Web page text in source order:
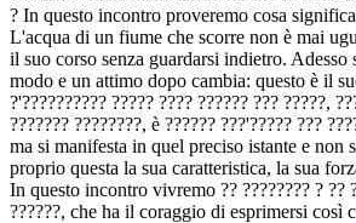
? In questo incontro proveremo cosa
L'acqua di un fiume che scorre non è mai
il suo corso senza guardarsi indietro. Adesso
modo e un attimo dopo cambia: questo è il
?'?????????? ????? ???? ?????? ??? ?????,
??????? ????????, è ?????? ???'????? ???
ma si manifesta in quel preciso istante e non
proprio questa la sua caratteristica, la sua
In questo incontro vivremo ?? ???????? ? ??
??????, che ha il coraggio di esprimersi così